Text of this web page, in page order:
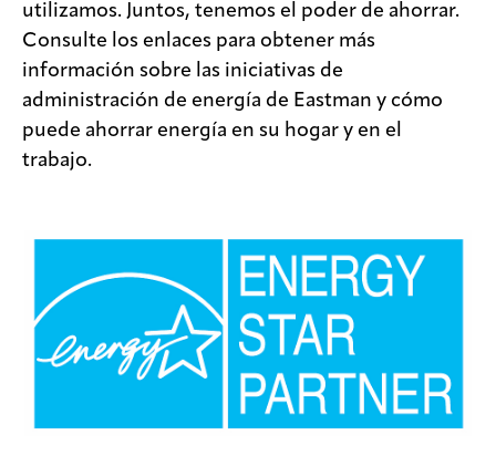
utilizamos. Juntos, tenemos el poder de ahorrar.
Consulte los enlaces para obtener más
información sobre las iniciativas de
administración de energía de Eastman y cómo
puede ahorrar energía en su hogar y en el
trabajo.